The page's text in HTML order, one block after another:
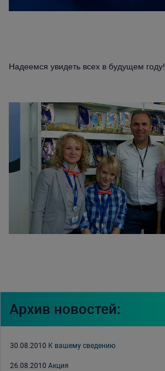
Надеемся увидеть всех в будущем году!
Архив новостей:
30.08.2010 К вашему сведению
26.08.2010 Акция